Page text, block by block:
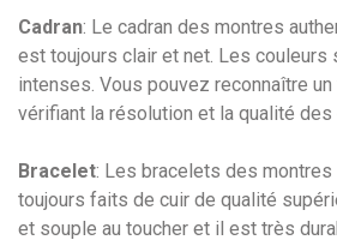
Cadran: Le cadran des montres
est toujours clair et net. Les couleurs
intenses. Vous pouvez reconnaître un
vérifiant la résolution et la qualité des
Bracelet: Les bracelets des
toujours faits de cuir de qualité
et souple au toucher et il est très